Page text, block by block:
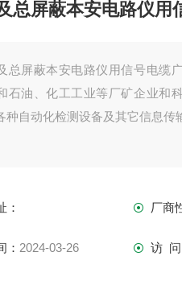
总屏蔽本安电路仪用
总屏蔽本安电路仪用信号电缆
石油、化工工业等厂矿企业和
种自动化检测设备及其它信息传
： 厂商
： 2024-03-26 访 问